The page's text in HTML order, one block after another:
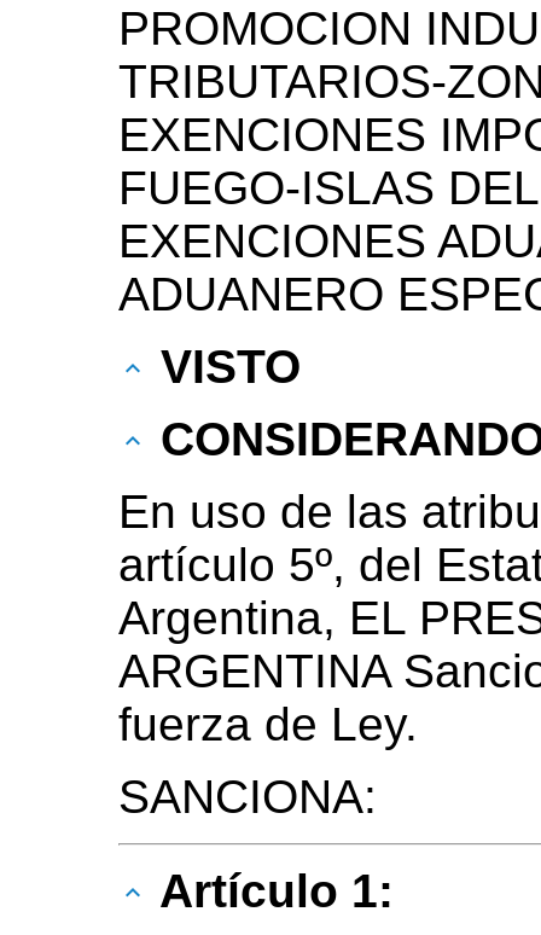
PROMOCION
TRIBUTARIOS-
EXENCIONES
FUEGO-ISLAS
EXENCIONES
ADUANERO
VISTO
En uso de las
artículo 5º, del
Argentina, EL
ARGENTINA
fuerza de Ley.
SANCIONA:
Artículo 1: